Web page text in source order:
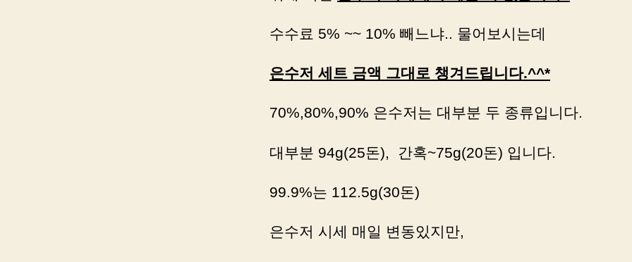
수수료 5% ~~ 10% 빼느냐.. 물어보시는데
은수저 세트 금액 그대로 챙겨드립니다.^^*
70%,80%,90% 은수저는 대부분 두 종류입니다.
대부분 94g(25돈), 간혹~75g(20돈) 입니다.
99.9%는 112.5g(30돈)
은수저 시세 매일 변동있지만,